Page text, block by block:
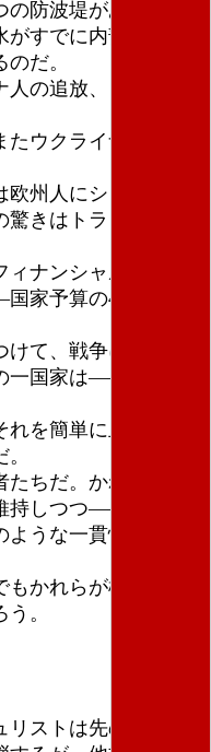
防波堤がある。つ
すでに内部から広
だ。
の追放、これら
ウクライナ人に行
州人にショックを
きはトランプそれ
ナンシャルタイム
家予算の40％近く
て、戦争に向け人
一国家は――ロシア
を簡単に止めるこ
ちだ。かれらは、
持しつつ――、国際
うな一貫性の欠如
かれらが権利や主
。
ストは先の不満を